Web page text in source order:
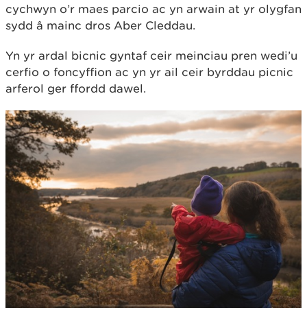
cychwyn o’r maes parcio ac yn arwain at yr olygfan
sydd â mainc dros Aber Cleddau.
Yn yr ardal bicnic gyntaf ceir meinciau pren wedi’u
cerfio o foncyffion ac yn yr ail ceir byrddau picnic
arferol ger ffordd dawel.